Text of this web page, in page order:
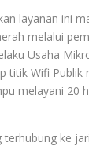
layanan ini
melalui
Usaha
titik Wifi Publik
melayani 20
terhubung ke